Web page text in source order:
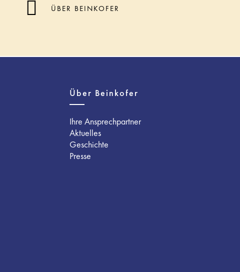
ÜBER BEINKOFER
Über Beinkofer
Ihre Ansprechpartner
Aktuelles
Geschichte
Presse